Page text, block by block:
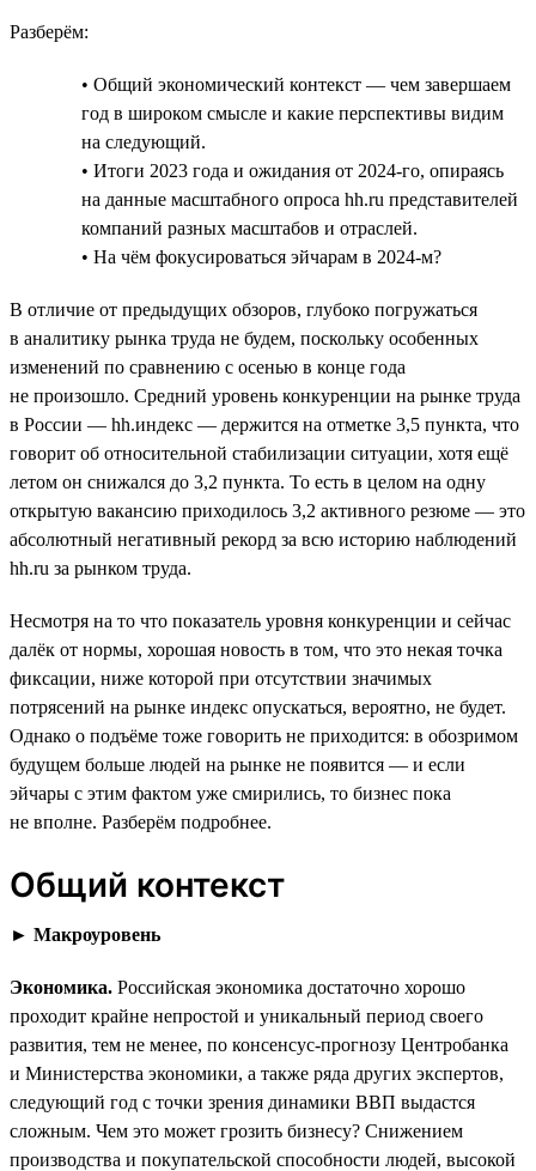
Разберём:
• Общий экономический контекст — чем завершаем
год в широком смысле и какие перспективы видим
на следующий.
• Итоги 2023 года и ожидания от 2024-го, опираясь
на данные масштабного опроса hh.ru представителей
компаний разных масштабов и отраслей.
• На чём фокусироваться эйчарам в 2024-м?
В отличие от предыдущих обзоров, глубоко погружаться
в аналитику рынка труда не будем, поскольку особенных
изменений по сравнению с осенью в конце года
не произошло. Средний уровень конкуренции на рынке труда
в России — hh.индекс — держится на отметке 3,5 пункта, что
говорит об относительной стабилизации ситуации, хотя ещё
летом он снижался до 3,2 пункта. То есть в целом на одну
открытую вакансию приходилось 3,2 активного резюме — это
абсолютный негативный рекорд за всю историю наблюдений
hh.ru за рынком труда.
Несмотря на то что показатель уровня конкуренции и сейчас
далёк от нормы, хорошая новость в том, что это некая точка
фиксации, ниже которой при отсутствии значимых
потрясений на рынке индекс опускаться, вероятно, не будет.
Однако о подъёме тоже говорить не приходится: в обозримом
будущем больше людей на рынке не появится — и если
эйчары с этим фактом уже смирились, то бизнес пока
не вполне. Разберём подробнее.
Общий контекст
► Макроуровень
Экономика. Российская экономика достаточно хорошо
проходит крайне непростой и уникальный период своего
развития, тем не менее, по консенсус-прогнозу Центробанка
и Министерства экономики, а также ряда других экспертов,
следующий год с точки зрения динамики ВВП выдастся
сложным. Чем это может грозить бизнесу? Снижением
производства и покупательской способности людей, высокой